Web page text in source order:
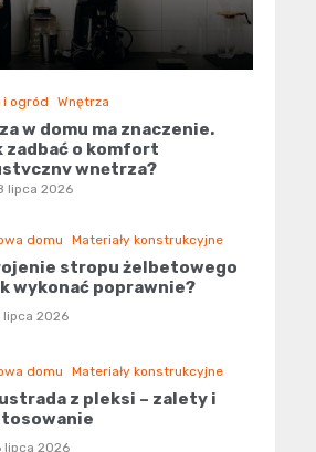
i ogród Wnętrza
w domu ma znaczenie.
zadbać o komfort
wnętrza?
lipca 2026
domu Materiały konstrukcyjne
stropu żelbetowego
wykonać poprawnie?
lipca 2026
domu Materiały konstrukcyjne
z pleksi – zalety i
lipca 2026